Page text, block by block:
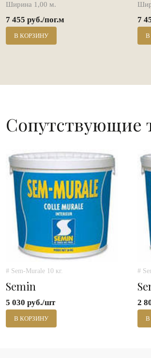
Ширина 1,00 м.
7 455 руб./пог.м
В КОРЗИНУ
7
В
Сопутствующие
# Sem-Murale 10 кг.
Semin
5 030 руб./шт
В КОРЗИНУ
#
2
В